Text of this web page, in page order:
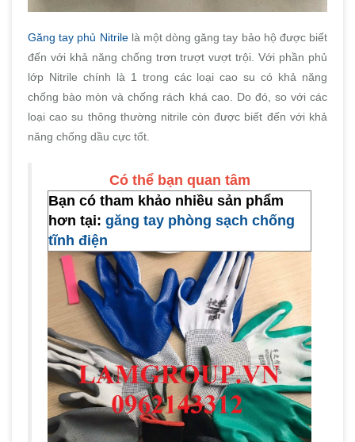
Găng tay phủ Nitrile là một dòng găng tay bảo hộ được biết
đến với khả năng chống trơn trượt vượt trội. Với phần phủ
lớp Nitrile chính là 1 trong các loại cao su có khả năng
chống bào mòn và chống rách khá cao. Do đó, so với các
loại cao su thông thường nitrile còn được biết đến với khả
năng chống dầu cực tốt.
Có thể bạn quan tâm
Bạn có tham khảo nhiều sản phẩm
hơn tại: găng tay phòng sạch chống
tĩnh điện